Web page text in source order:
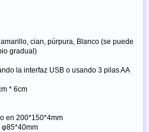
cian, púrpura, Blanco (se puede
gradual)
la interfaz USB o usando 3 pilas AA
* 6cm
en 200*150*4mm
φ85*40mm